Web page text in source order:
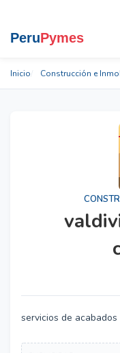
Inicio Construcción e
servicios de